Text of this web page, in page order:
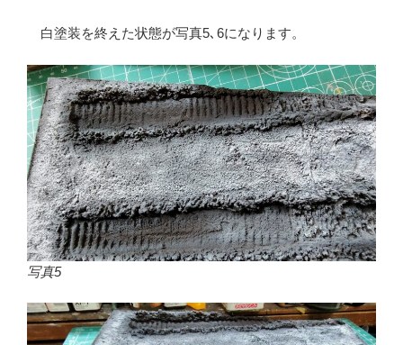
白塗装を終えた状態が写真5､6になります。
写真5